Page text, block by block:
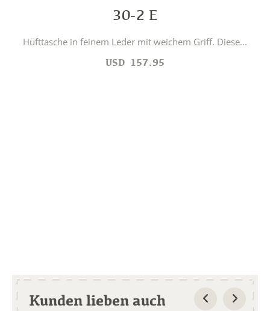
30-2 E
Hüfttasche in feinem Leder mit weichem Griff. Diese...
USD 157.95
Kunden lieben auch